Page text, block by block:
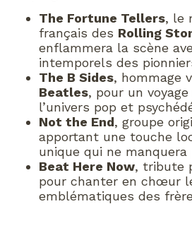
The Fortune Tellers, le
français des Rolling
enflammera la scène
intemporels des
The B Sides, hommage
Beatles, pour un
l’univers pop et
Not the End, groupe
apportant une touche
unique qui ne manquera
Beat Here Now, tribute
pour chanter en chœur
emblématiques des